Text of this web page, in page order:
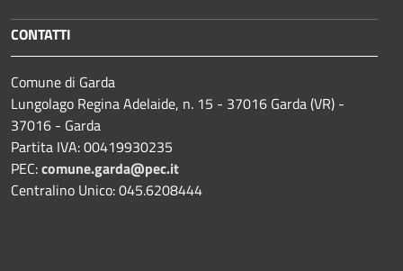
CONTATTI
Comune di Garda
Lungolago Regina Adelaide, n. 15 - 37016 Garda (VR) -
37016 - Garda
Partita IVA: 00419930235
PEC:comune.garda@pec.it
Centralino Unico: 045.6208444